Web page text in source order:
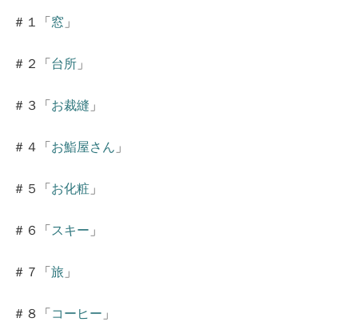
＃１「 窓 」
＃２「 台所 」
＃３「 お裁縫 」
＃４「 お鮨屋さん 」
＃５「 お化粧 」
＃６「 スキー 」
＃７「 旅 」
＃８「 コーヒー 」